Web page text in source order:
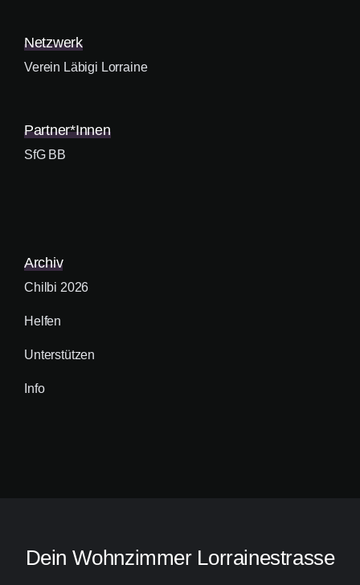
Netzwerk
Verein Läbigi Lorraine
Partner*innen
SfG BB
Archiv
Chilbi 2026
Helfen
Unterstützen
Info
Dein Wohnzimmer Lorrainestrasse